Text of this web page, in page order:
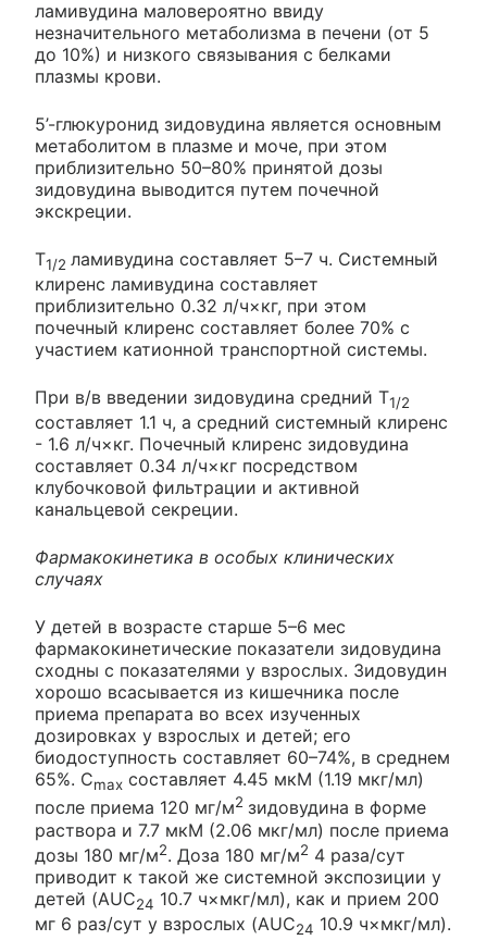
ламивудина маловероятно ввиду
незначительного метаболизма в печени (от 5
до 10%) и низкого связывания с белками
плазмы крови.
5’-глюкуронид зидовудина является основным
метаболитом в плазме и моче, при этом
приблизительно 50–80% принятой дозы
зидовудина выводится путем почечной
экскреции.
T1/2 ламивудина составляет 5–7 ч. Системный
клиренс ламивудина составляет
приблизительно 0.32 л/ч×кг, при этом
почечный клиренс составляет более 70% с
участием катионной транспортной системы.
При в/в введении зидовудина средний T1/2
составляет 1.1 ч, а средний системный клиренс
- 1.6 л/ч×кг. Почечный клиренс зидовудина
составляет 0.34 л/ч×кг посредством
клубочковой фильтрации и активной
канальцевой секреции.
Фармакокинетика в особых клинических
случаях
У детей в возрасте старше 5–6 мес
фармакокинетические показатели зидовудина
сходны с показателями у взрослых. Зидовудин
хорошо всасывается из кишечника после
приема препарата во всех изученных
дозировках у взрослых и детей; его
биодоступность составляет 60–74%, в среднем
65%. Cmax составляет 4.45 мкМ (1.19 мкг/мл)
после приема 120 мг/м2 зидовудина в форме
раствора и 7.7 мкМ (2.06 мкг/мл) после приема
дозы 180 мг/м2. Доза 180 мг/м2 4 раза/сут
приводит к такой же системной экспозиции у
детей (AUC24 10.7 ч×мкг/мл), как и прием 200
мг 6 раз/сут у взрослых (AUC24 10.9 ч×мкг/мл).